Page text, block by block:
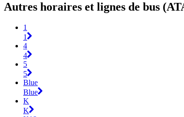
Autres horaires et lignes de bus
1
1
4
4
5
5
Blue
Blue
K
K